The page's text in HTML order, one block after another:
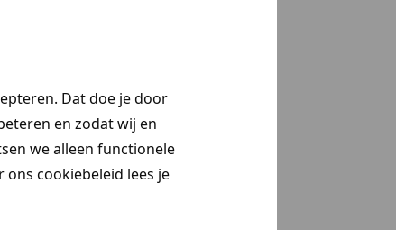
Dat doe je door
en zodat wij en
we alleen functionele
cookiebeleid lees je